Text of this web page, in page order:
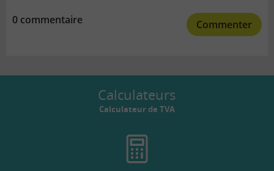
0 commentaire Commenter
Calculateurs
Calculateur de TVA